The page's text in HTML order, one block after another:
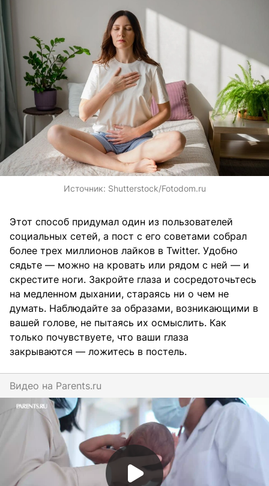
Источник: Shutterstock/Fotodom.ru
Этот способ придумал один из пользователей
социальных сетей, а пост с его советами собрал
более трех миллионов лайков в Twitter. Удобно
сядьте — можно на кровать или рядом с ней — и
скрестите ноги. Закройте глаза и сосредоточьтесь
на медленном дыхании, стараясь ни о чем не
думать. Наблюдайте за образами, возникающими в
вашей голове, не пытаясь их осмыслить. Как
только почувствуете, что ваши глаза
закрываются — ложитесь в постель.
Видео на parents.ru